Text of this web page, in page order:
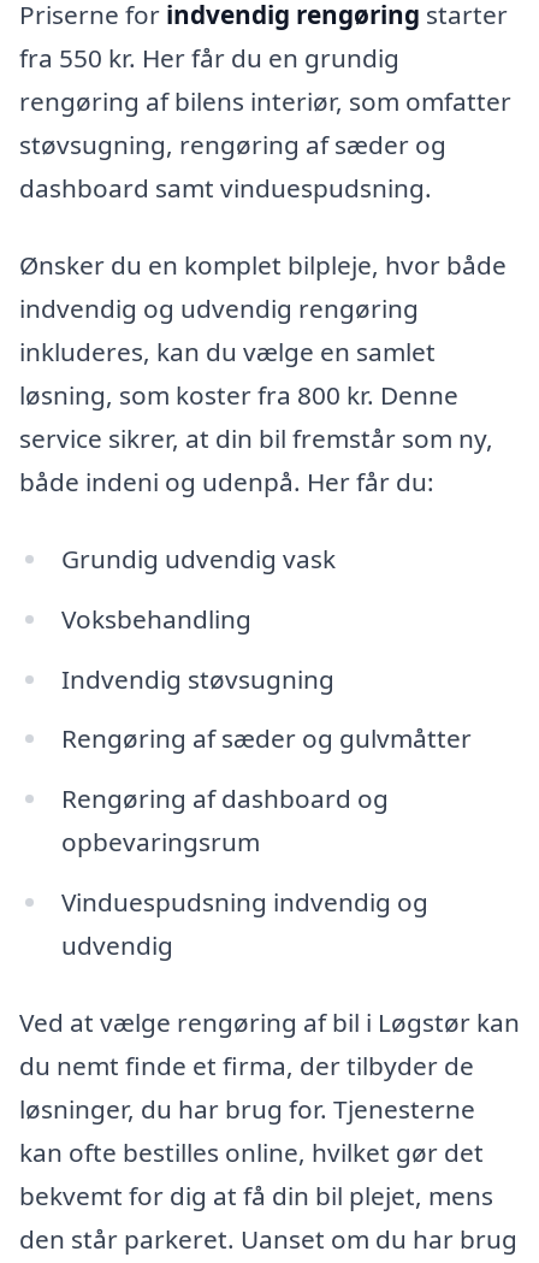
Priserne for indvendig rengøring starter
fra 550 kr. Her får du en grundig
rengøring af bilens interiør, som omfatter
støvsugning, rengøring af sæder og
dashboard samt vinduespudsning.
Ønsker du en komplet bilpleje, hvor både
indvendig og udvendig rengøring
inkluderes, kan du vælge en samlet
løsning, som koster fra 800 kr. Denne
service sikrer, at din bil fremstår som ny,
både indeni og udenpå. Her får du:
Grundig udvendig vask
Voksbehandling
Indvendig støvsugning
Rengøring af sæder og gulvmåtter
Rengøring af dashboard og
opbevaringsrum
Vinduespudsning indvendig og
udvendig
Ved at vælge rengøring af bil i Løgstør kan
du nemt finde et firma, der tilbyder de
løsninger, du har brug for. Tjenesterne
kan ofte bestilles online, hvilket gør det
bekvemt for dig at få din bil plejet, mens
den står parkeret. Uanset om du har brug